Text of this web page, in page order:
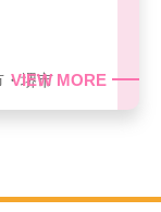
・堺市
VIEW MORE